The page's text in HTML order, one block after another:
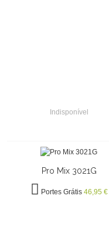
Indisponível
Pro Mix 3021G
Portes Grátis 46,95 €